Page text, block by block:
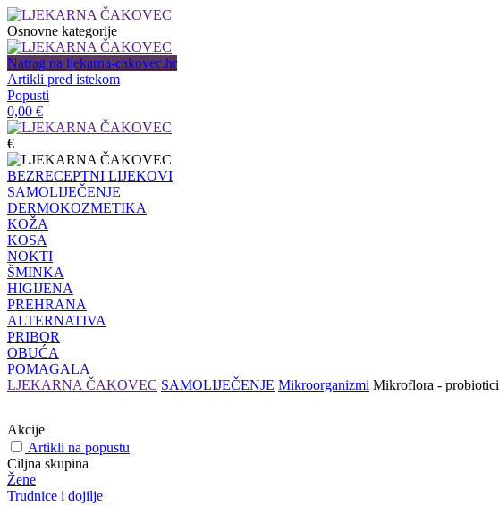
Osnovne kategorije
Natrag na ljekarna-cakovec.hr
Artikli pred istekom
Popusti
0,00 €
€
BEZRECEPTNI LIJEKOVI
SAMOLIJEČENJE
DERMOKOZMETIKA
KOŽA
KOSA
NOKTI
ŠMINKA
HIGIJENA
PREHRANA
ALTERNATIVA
PRIBOR
OBUĆA
POMAGALA
LJEKARNA ČAKOVEC SAMOLIJEČENJE Mikroorganizmi Mikroflora - probiotici
Akcije
Artikli na popustu
Ciljna skupina
Žene
Trudnice i dojilje